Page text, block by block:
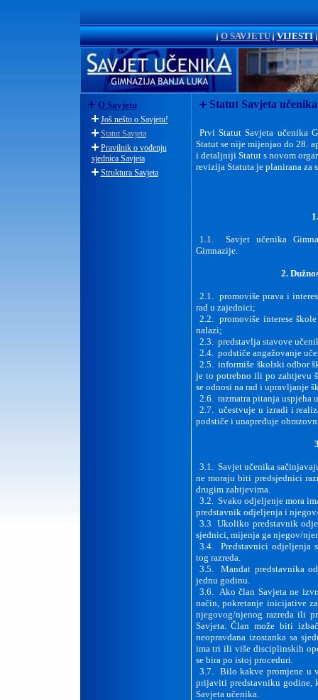
O SAVJETU VIJESTI
O Savjetu
Još nešto o Savjetu!
Statut Savjeta
Pravilnik o vođenju
sjednica Savjeta
Struktura Savjeta
Statut Savjeta
Prvi Statut Savjeta učenika
Statut se nije mijenjao do 28.
i detaljniji Statut s novom
revizija Statuta je planirana za
1.1. Savjet učenika
Gimnazije.
2.
2.1. promoviše prava i
rad u zajednici;
2.2. promoviše interese
nalazi;
2.3. predstavlja stavove
2.4. podstiče angažovanje
2.5. informiše školski odbor
je to potrebno ili po zahtjevu
se odnosi na rad i upravljanje
2.6. razmatra pitanja uspjeha
2.7. učestvuje u izradi i
podstiče i unapređuje
3.1. Savjet učenika
ne moraju biti predsjednici
drugim zahtjevima.
3.2. Svako odjeljenje mora
predstavnik odjeljenja i
3.3 Ukoliko predstavnik
sjednici, mijenja ga njegov/
3.4. Predstavnici odjeljenja
tog razreda.
3.5. Mandat predstavnika
jednu godinu.
3.6. Ako član Savjeta ne
način, pokretanje inicijative
njegovog/njenog razreda ili
Savjeta. Član može biti
neopravdana izostanka sa
ima tri ili više disciplinskih
se bira po istoj proceduri.
3.7. Bilo kakve promjene u
prijaviti predstavniku godine,
Savjeta učenika.